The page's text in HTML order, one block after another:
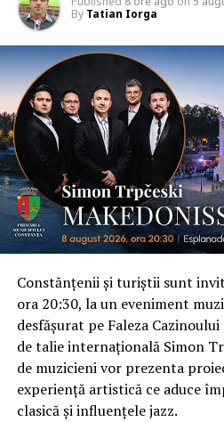
By Tatian Iorga
Constănțenii și turiștii sunt
ora 20:30, la un eveniment
desfășurat pe Faleza
de talie internațională Simon
de muzicieni vor prezenta
experiență artistică ce aduce
clasică și influențele jazz.